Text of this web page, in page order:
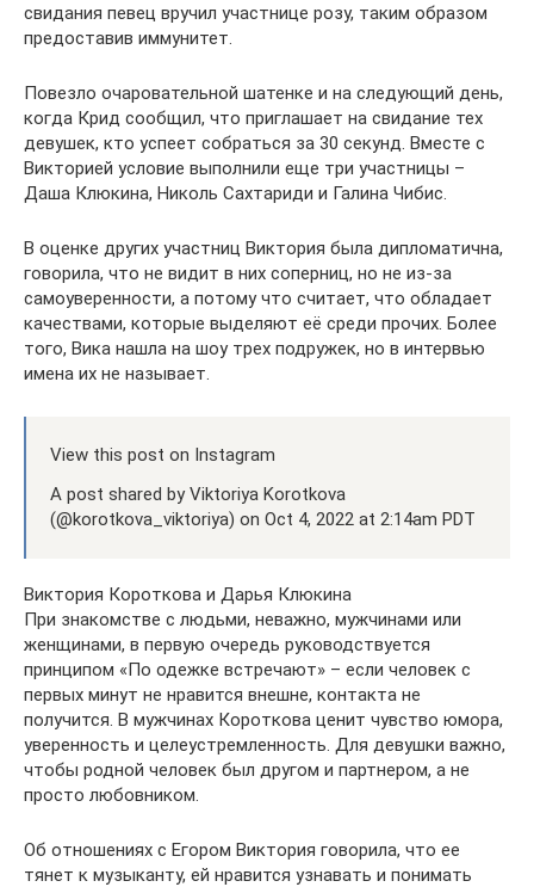
свидания певец вручил участнице розу, таким образом
предоставив иммунитет.
Повезло очаровательной шатенке и на следующий день,
когда Крид сообщил, что приглашает на свидание тех
девушек, кто успеет собраться за 30 секунд. Вместе с
Викторией условие выполнили еще три участницы –
Даша Клюкина, Николь Сахтариди и Галина Чибис.
В оценке других участниц Виктория была дипломатична,
говорила, что не видит в них соперниц, но не из-за
самоуверенности, а потому что считает, что обладает
качествами, которые выделяют её среди прочих. Более
того, Вика нашла на шоу трех подружек, но в интервью
имена их не называет.
View this post on Instagram
A post shared by Viktoriya Korotkova
(@korotkova_viktoriya) on Oct 4, 2022 at 2:14am PDT
Виктория Короткова и Дарья Клюкина
При знакомстве с людьми, неважно, мужчинами или
женщинами, в первую очередь руководствуется
принципом «По одежке встречают» – если человек с
первых минут не нравится внешне, контакта не
получится. В мужчинах Короткова ценит чувство юмора,
уверенность и целеустремленность. Для девушки важно,
чтобы родной человек был другом и партнером, а не
просто любовником.
Об отношениях с Егором Виктория говорила, что ее
тянет к музыканту, ей нравится узнавать и понимать